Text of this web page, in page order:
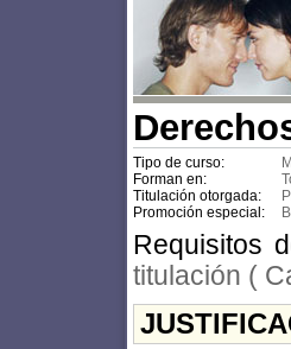
Tipo de curso:
Forman en:
Titulación otorgada:
Promoción especial:
Requisitos
titulación (